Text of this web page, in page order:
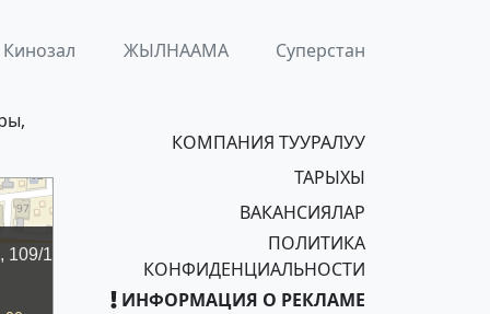
Кинозал ЖЫЛНААМА Суперстан
КОМПАНИЯ ТУУРАЛУУ
ТАРЫХЫ
ВАКАНСИЯЛАР
ПОЛИТИКА
КОНФИДЕНЦИАЛЬНОСТИ
ИНФОРМАЦИЯ О РЕКЛАМЕ